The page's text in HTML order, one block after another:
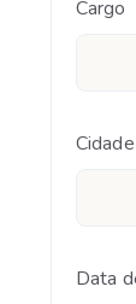
Cargo
Cidade
Data